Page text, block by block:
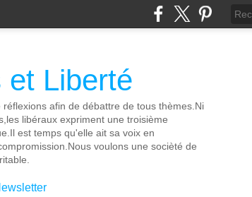
et Liberté
réflexions afin de débattre de tous thèmes.Ni
libéraux expriment une troisième
est temps qu'elle ait sa voix en
voulons une socièté de